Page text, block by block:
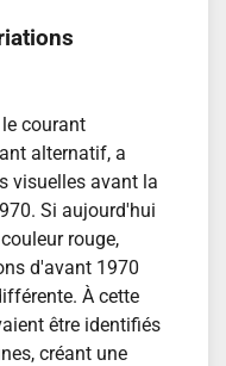
courant
alternatif, a
visuelles avant la
Si aujourd'hui
rouge,
d'avant 1970
À cette
être identifiés
créant une